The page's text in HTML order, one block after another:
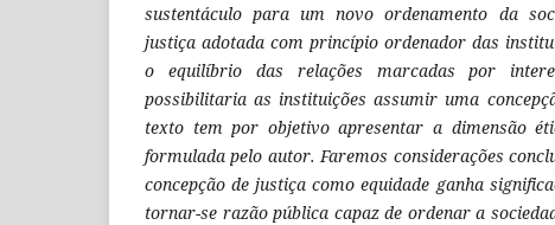
sustentáculo para um novo ordenamento da
justiça adotada com princípio ordenador das
o equilíbrio das relações marcadas por
possibilitaria as instituições assumir uma
texto tem por objetivo apresentar a dimensão
formulada pelo autor. Faremos considerações
concepção de justiça como equidade ganha
tornar-se razão pública capaz de ordenar a